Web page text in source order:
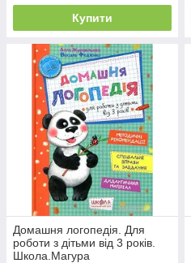
Купити
Домашня логопедія. Для
роботи з дітьми від 3 років.
Школа.Магура